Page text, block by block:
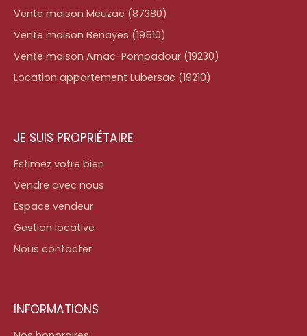
Vente maison Meuzac (87380)
Vente maison Benayes (19510)
Vente maison Arnac-Pompadour (19230)
Location appartement Lubersac (19210)
JE SUIS PROPRIÉTAIRE
Estimez votre bien
Vendre avec nous
Espace vendeur
Gestion locative
Nous contacter
INFORMATIONS